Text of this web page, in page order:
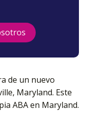
de un nuevo
Maryland. Este
ABA en Maryland.